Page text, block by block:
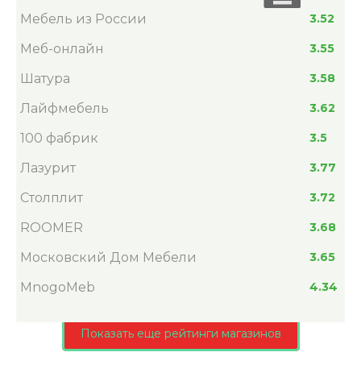
Мебель из России 3.52
Меб-онлайн 3.55
Шатура 3.58
Лайфмебель 3.62
100 фабрик 3.5
Лазурит 3.77
Столплит 3.72
ROOMER 3.68
Московский Дом Мебели 3.65
MnogoMeb 4.34
Показать еще рейтинги магазинов